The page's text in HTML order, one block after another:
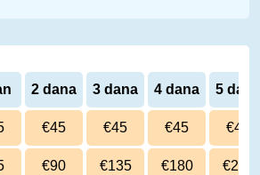
2 dana 3 dana 4 dana 5 dana
€45 €45 €45 €45
€90 €135 €180 €225